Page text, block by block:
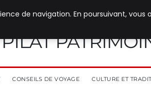
PILAT
CONSEILS DE VOYAGE CULTURE ET
de navigation. En poursuivant,